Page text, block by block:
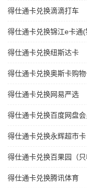
得仕通卡兑换滴滴打车
得仕通卡兑换锦江e卡通
得仕通卡兑换纽斯达卡
得仕通卡兑换奥斯卡购
得仕通卡兑换网易严选
得仕通卡兑换百度网盘
得仕通卡兑换永辉超市卡
得仕通卡兑换百果园（只
得仕通卡兑换腾讯体育